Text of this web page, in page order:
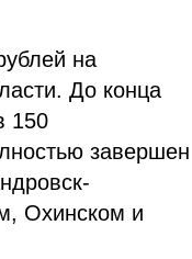
на
До конца
150
завершен
Охинском и